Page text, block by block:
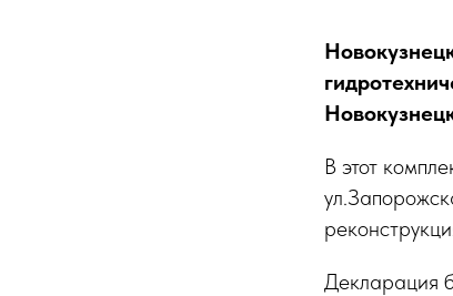
В этот
Декларация